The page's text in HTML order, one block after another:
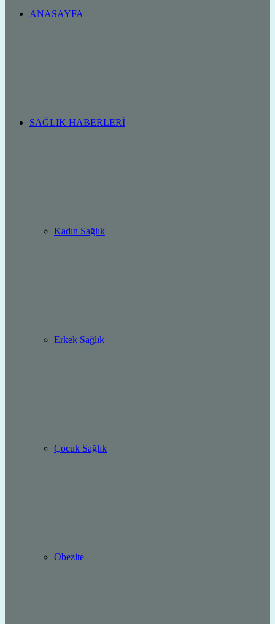
ANASAYFA
SAĞLIK HABERLERI
Kadın Sağlık
Erkek Sağlık
Çocuk Sağlık
Obezite